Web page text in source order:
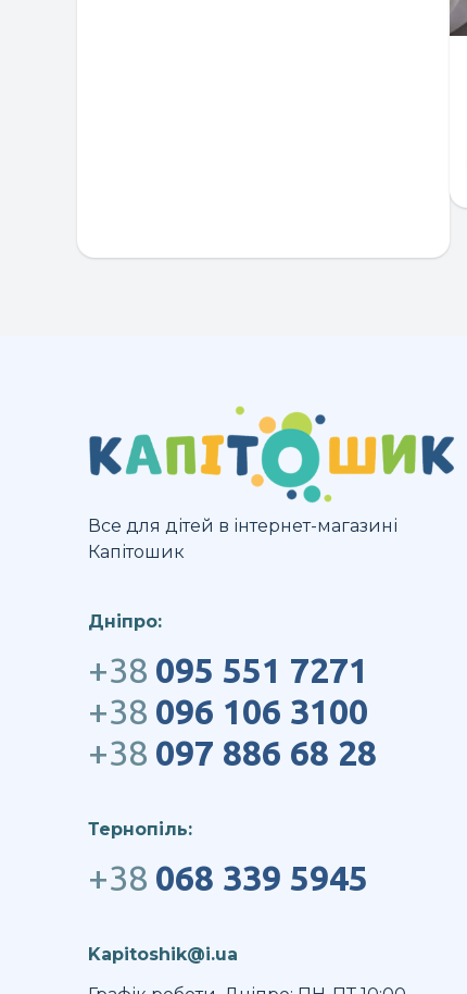
Все для дітей в інтернет-магазині
Капітошик
Дніпро:
+38 095 551 7271
+38 096 106 3100
+38 097 886 68 28
Тернопіль:
+38 068 339 5945
Kapitoshik@i.ua